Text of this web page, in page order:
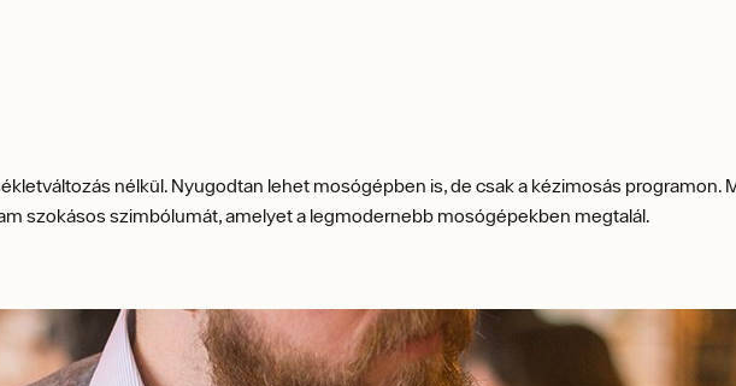
nélkül. Nyugodtan lehet mosógépben is, de csak a kézimosás programon.
szokásos szimbólumát, amelyet a legmodernebb mosógépekben megtalál.